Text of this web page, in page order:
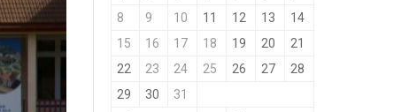
8
9 10 11 12 13
14
15
16 17 18 19 20
21
22
23 24 25 26 27
28
29
30 31